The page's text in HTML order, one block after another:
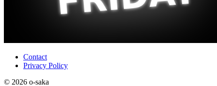
Contact
Privacy Policy
© 2026 o-saka